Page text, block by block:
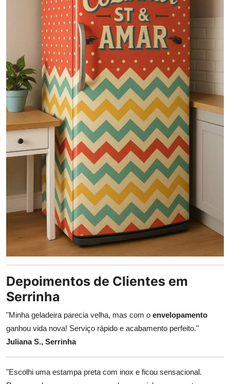
Depoimentos de Clientes em
Serrinha
"Minha geladeira parecia velha, mas com o envelopamento
ganhou vida nova! Serviço rápido e acabamento perfeito."
Juliana S., Serrinha
"Escolhi uma estampa preta com inox e ficou sensacional.